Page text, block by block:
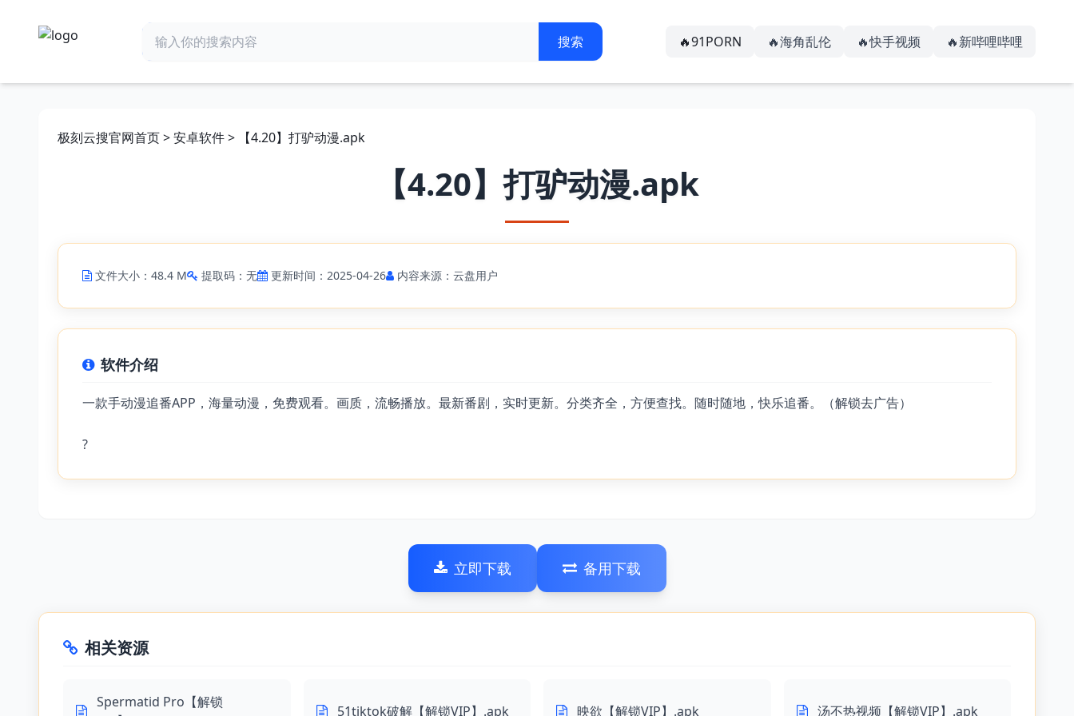
🔥91PORN 🔥海角乱伦 🔥快手视频 🔥新哔哩哔哩
极刻云搜官网首页>安卓软件> 【4.20】打驴动漫.apk
【4.20】打驴动漫.apk
文件大小：48.4 M 提取码：无 更新时间：2025-04-26 内容来源：云盘用户
软件介绍
一款手动漫追番APP，海量动漫，免费观看。画质，流畅播放。最新番剧，实时更新。分类齐全，方便查找。随时随地，快乐追番。（解锁去广告）
?
立即下载 备用下载
相关资源
Spermatid Pro【解锁
51tiktok破解【解锁VIP】.apk 映欲【解锁VIP】.apk 汤不热视频【解锁VIP】.apk